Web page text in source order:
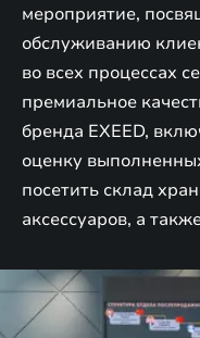
мероприятие,
обслуживанию
во всех процессах
премиальное
бренда EXEED,
оценку
посетить склад
аксессуаров, а